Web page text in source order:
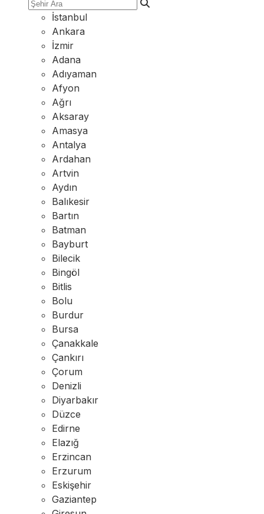
İstanbul
Ankara
İzmir
Adana
Adıyaman
Afyon
Ağrı
Aksaray
Amasya
Antalya
Ardahan
Artvin
Aydın
Balıkesir
Bartın
Batman
Bayburt
Bilecik
Bingöl
Bitlis
Bolu
Burdur
Bursa
Çanakkale
Çankırı
Çorum
Denizli
Diyarbakır
Düzce
Edirne
Elazığ
Erzincan
Erzurum
Eskişehir
Gaziantep